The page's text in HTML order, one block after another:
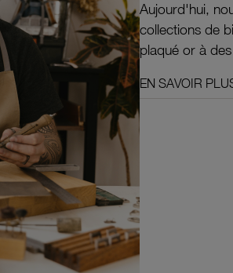
Aujourd'hui,
collections de
plaqué or à
EN SAVOIR